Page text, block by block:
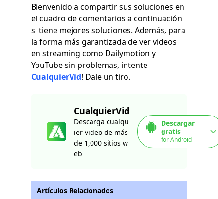
Bienvenido a compartir sus soluciones en
el cuadro de comentarios a continuación
si tiene mejores soluciones. Además, para
la forma más garantizada de ver videos
en streaming como Dailymotion y
YouTube sin problemas, intente
CualquierVid! Dale un tiro.
CualquierVid
Descarga cualqu
ier video de más
de 1,000 sitios w
eb
Descargar
gratis
for Android
Artículos Relacionados